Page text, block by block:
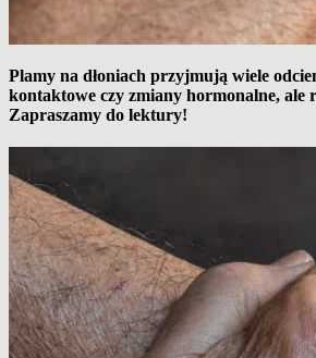
Plamy na dłoniach przyjmują wiele
kontaktowe czy zmiany hormonalne, ale
Zapraszamy do lektury!